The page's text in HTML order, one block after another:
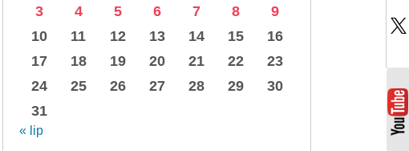
3
4 5 6 7 8
9
10
11 12 13 14 15
16
17
18 19 20 21 22
23
24
25 26 27 28 29
30
31
« lip